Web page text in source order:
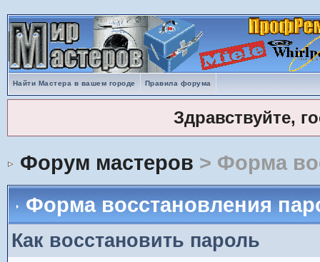
Найти Мастера в вашем городе Правила форума
Здравствуйте,
Форум мастеров > Форма
Форма восстановления
Как восстановить пароль